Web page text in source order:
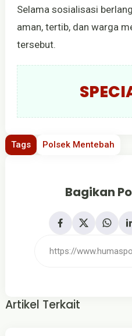
Selama sosialisasi
aman, tertib, dan warga
tersebut.
Tags Polsek Mentebah
Bagikan
Artikel Terkait